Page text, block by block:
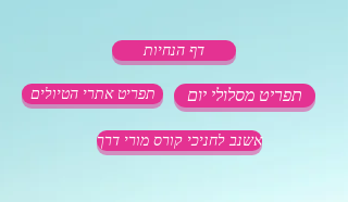
דף הנחיות
תפריט אתרי הטיולים
אשנב לחניכי קורס מורי דרך
תפריט מסלולי יום